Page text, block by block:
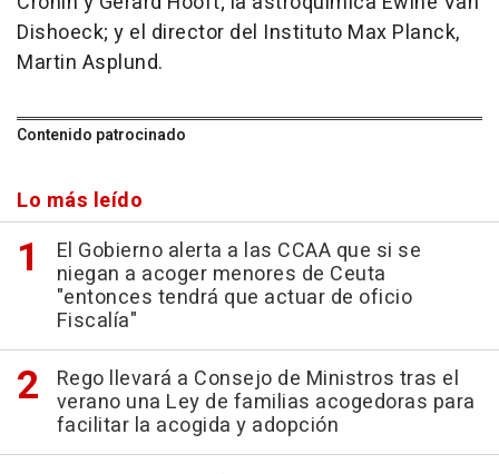
Dishoeck; y el director del Instituto Max Planck,
Martin Asplund.
Contenido patrocinado
Lo más leído
El Gobierno alerta a las CCAA que si se
niegan a acoger menores de Ceuta
"entonces tendrá que actuar de oficio
Fiscalía"
Rego llevará a Consejo de Ministros tras el
verano una Ley de familias acogedoras para
facilitar la acogida y adopción